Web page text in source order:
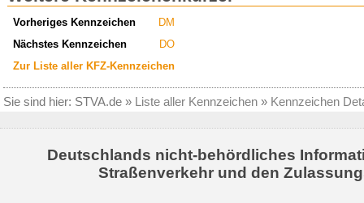
Vorheriges Kennzeichen
DM
Nächstes Kennzeichen
DO
Zur Liste aller KFZ-Kennzeichen
Sie sind hier: STVA.de » Liste aller Kennzeichen » Kennzeichen
Deutschlands nicht-behördliches
Straßenverkehr und den